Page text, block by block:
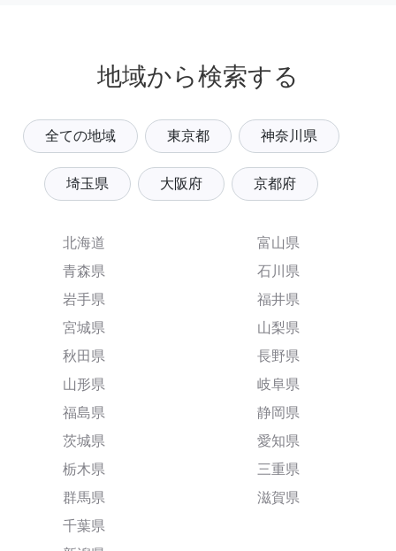
地域から検索する
全ての地域 東京都 神奈川県
埼玉県 大阪府 京都府
北海道
青森県
岩手県
宮城県
秋田県
山形県
福島県
茨城県
栃木県
群馬県
千葉県
富山県
石川県
福井県
山梨県
長野県
岐阜県
静岡県
愛知県
三重県
滋賀県